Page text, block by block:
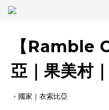
【Ramble
亞｜果美村
・國家｜衣索比亞